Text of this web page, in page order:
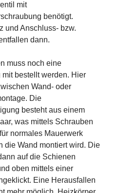
mit
benötigt.
und Anschluss- bzw.
dann.
muss noch eine
mit bestellt werden. Hier
Wand- oder
Die
besteht aus einem
was mittels Schrauben
normales Mauerwerk
die Wand montiert wird. Die
auf die Schienen
oben mittels einer
Eine Herausfallen